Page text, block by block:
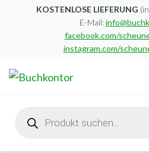
KOSTENLOSE LIEFERUNG
E-Mail:
facebook.com/
instagram.com/
search